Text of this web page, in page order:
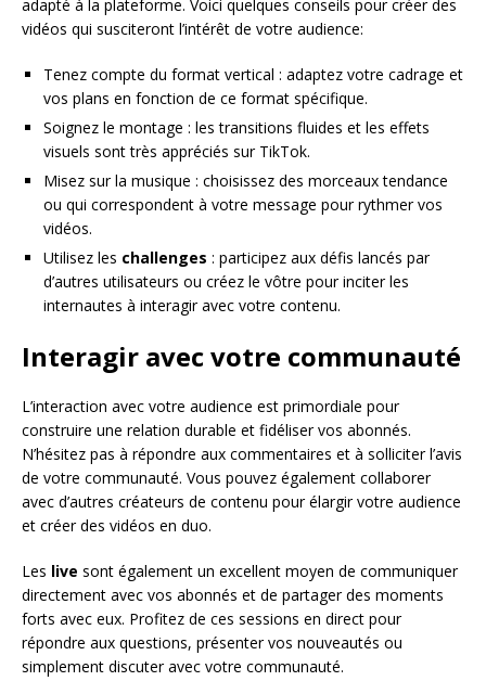
adapté à la plateforme. Voici quelques conseils pour créer des
vidéos qui susciteront l’intérêt de votre audience:
Tenez compte du format vertical : adaptez votre cadrage et
vos plans en fonction de ce format spécifique.
Soignez le montage : les transitions fluides et les effets
visuels sont très appréciés sur TikTok.
Misez sur la musique : choisissez des morceaux tendance
ou qui correspondent à votre message pour rythmer vos
vidéos.
Utilisez les challenges : participez aux défis lancés par
d’autres utilisateurs ou créez le vôtre pour inciter les
internautes à interagir avec votre contenu.
Interagir avec votre communauté
L’interaction avec votre audience est primordiale pour
construire une relation durable et fidéliser vos abonnés.
N’hésitez pas à répondre aux commentaires et à solliciter l’avis
de votre communauté. Vous pouvez également collaborer
avec d’autres créateurs de contenu pour élargir votre audience
et créer des vidéos en duo.
Les live sont également un excellent moyen de communiquer
directement avec vos abonnés et de partager des moments
forts avec eux. Profitez de ces sessions en direct pour
répondre aux questions, présenter vos nouveautés ou
simplement discuter avec votre communauté.